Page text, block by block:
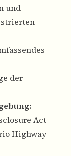
und
der
Act
Highway